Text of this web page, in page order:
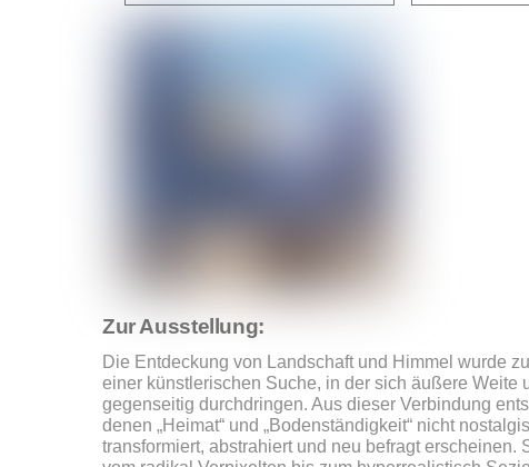
Zur Ausstellung:
Die Entdeckung von Landschaft und Himmel wurde
einer künstlerischen Suche, in der sich äußere Weite
gegenseitig durchdringen. Aus dieser Verbindung
denen „Heimat“ und „Bodenständigkeit“ nicht
transformiert, abstrahiert und neu befragt erscheinen.